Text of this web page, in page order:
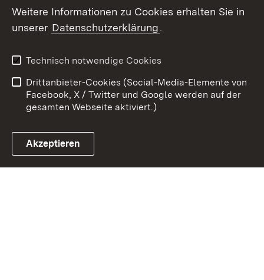
Link zum Landesportal
Barrierefreiheit
Benutzungshinweise
Impressum
Cookies
Weitere Informationen zu Cookies erhalten Sie in
unserer Datenschutzerklärung.
Technisch notwendige Cookies
Drittanbieter-Cookies (Social-Media-Elemente von
Facebook, X / Twitter und Google werden auf der
gesamten Webseite aktiviert.)
Akzeptieren